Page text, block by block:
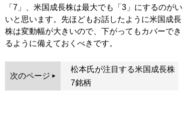
「7」、米国成長株は最大でも「3」にするのがい
いと思います。先ほどもお話したように米国成長
株は変動幅が大きいので、下がってもカバーでき
るように備えておくべきです。
次のページ
松本氏が注目する米国成長株
7銘柄